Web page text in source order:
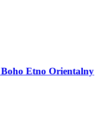
Boho Etno Orientalny